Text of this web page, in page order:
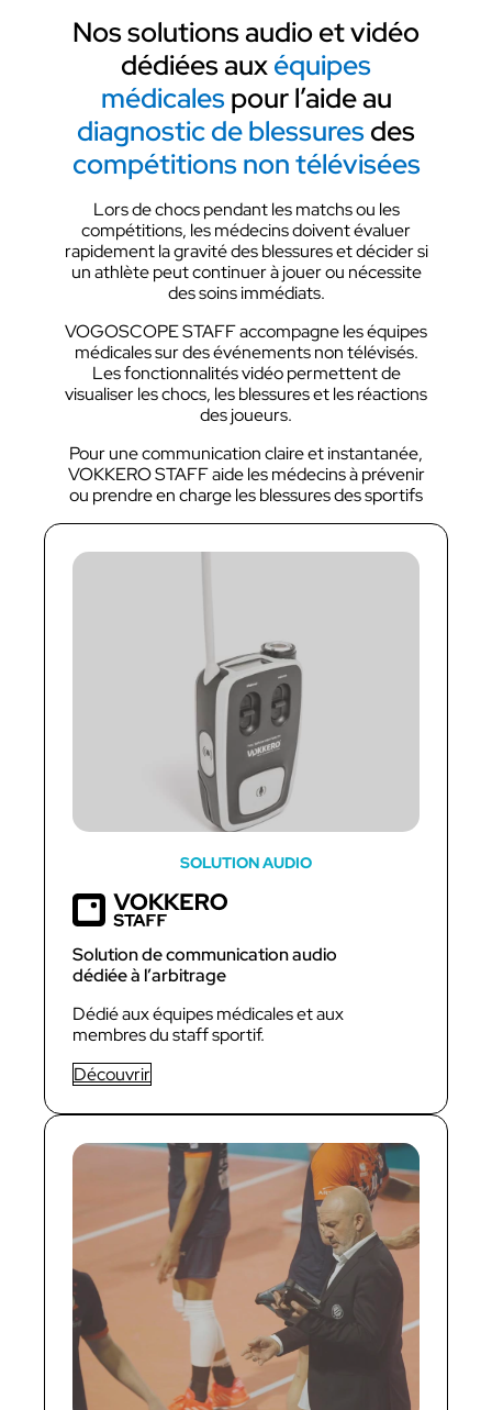
Nos solutionsaudio et vidéo
dédiées auxéquipes
médicalespour l’aide au
diagnostic de blessuresdes
compétitions non télévisées
Lors de chocs pendant les matchs ou les
compétitions, les médecins doivent évaluer
rapidement la gravité des blessures et décider si
un athlète peut continuer à jouer ou nécessite
des soins immédiats.
VOGOSCOPE STAFF accompagne les équipes
médicales sur des événements non télévisés.
Les fonctionnalités vidéo permettent de
visualiser les chocs, les blessures et les réactions
des joueurs.
Pour une communication claire et instantanée,
VOKKERO STAFF aide les médecins à prévenir
ou prendre en charge les blessures des sportifs
SOLUTION AUDIO
Solution de communication audio
dédiée à l’arbitrage
Dédié aux équipes médicales et aux
membres du staff sportif.
Découvrir